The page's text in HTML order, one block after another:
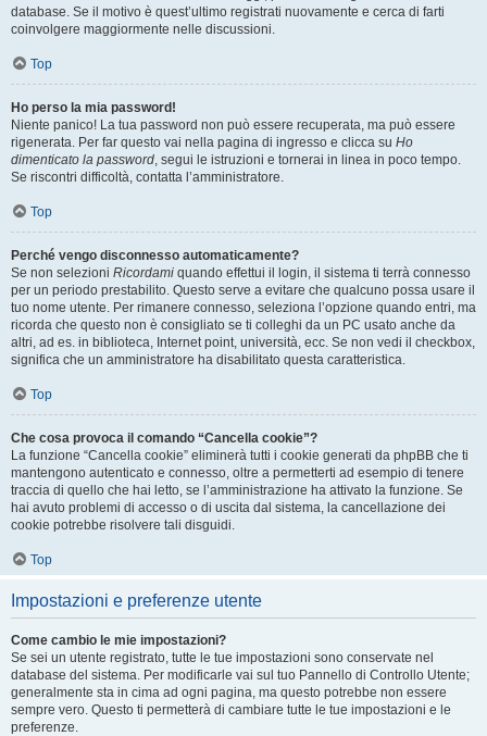
database. Se il motivo è quest’ultimo registrati nuovamente e cerca di farti
coinvolgere maggiormente nelle discussioni.
Top
Ho perso la mia password!
Niente panico! La tua password non può essere recuperata, ma può essere
rigenerata. Per far questo vai nella pagina di ingresso e clicca su Ho
dimenticato la password, segui le istruzioni e tornerai in linea in poco tempo.
Se riscontri difficoltà, contatta l’amministratore.
Top
Perché vengo disconnesso automaticamente?
Se non selezioni Ricordami quando effettui il login, il sistema ti terrà connesso
per un periodo prestabilito. Questo serve a evitare che qualcuno possa usare il
tuo nome utente. Per rimanere connesso, seleziona l’opzione quando entri, ma
ricorda che questo non è consigliato se ti colleghi da un PC usato anche da
altri, ad es. in biblioteca, Internet point, università, ecc. Se non vedi il checkbox,
significa che un amministratore ha disabilitato questa caratteristica.
Top
Che cosa provoca il comando “Cancella cookie”?
La funzione “Cancella cookie” eliminerà tutti i cookie generati da phpBB che ti
mantengono autenticato e connesso, oltre a permetterti ad esempio di tenere
traccia di quello che hai letto, se l’amministrazione ha attivato la funzione. Se
hai avuto problemi di accesso o di uscita dal sistema, la cancellazione dei
cookie potrebbe risolvere tali disguidi.
Top
Impostazioni e preferenze utente
Come cambio le mie impostazioni?
Se sei un utente registrato, tutte le tue impostazioni sono conservate nel
database del sistema. Per modificarle vai sul tuo Pannello di Controllo Utente;
generalmente sta in cima ad ogni pagina, ma questo potrebbe non essere
sempre vero. Questo ti permetterà di cambiare tutte le tue impostazioni e le
preferenze.